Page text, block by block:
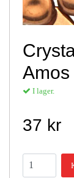
Amos
I lager.
37 kr